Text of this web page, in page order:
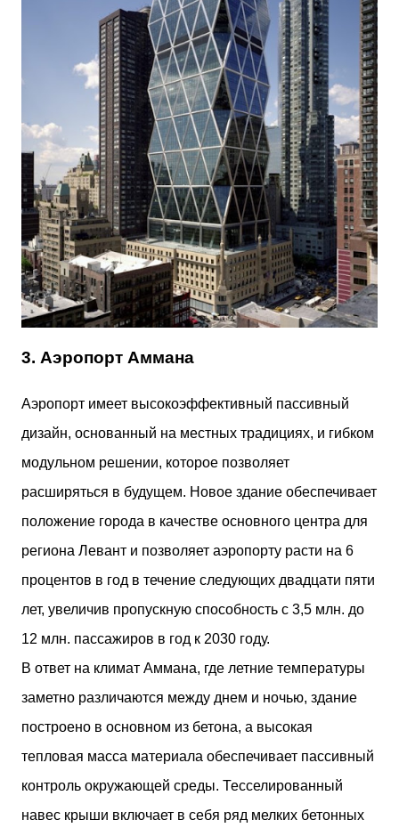
3. Аэропорт Аммана
Аэропорт имеет высокоэффективный пассивный
дизайн, основанный на местных традициях, и гибком
модульном решении, которое позволяет
расширяться в будущем. Новое здание обеспечивает
положение города в качестве основного центра для
региона Левант и позволяет аэропорту расти на 6
процентов в год в течение следующих двадцати пяти
лет, увеличив пропускную способность с 3,5 млн. до
12 млн. пассажиров в год к 2030 году.
В ответ на климат Аммана, где летние температуры
заметно различаются между днем ​​и ночью, здание
построено в основном из бетона, а высокая
тепловая масса материала обеспечивает пассивный
контроль окружающей среды. Тесселированный
навес крыши включает в себя ряд мелких бетонных